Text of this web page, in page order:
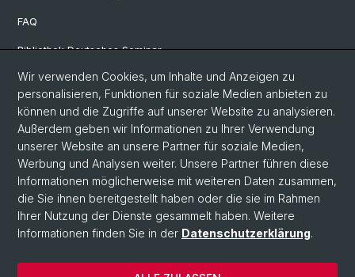
FAQ
Bibliothek Deutsches Seminar
Neuere deutsche Literaturwissenschaft
Germanistische Mediävistik
Deutsche Sprachwissenschaft
© Universität Basel
Philosophisch-Historische Fakultät
Sprach- und Literaturwissenschaften
Home
Wir verwenden Cookies, um Inhalte und Anzeigen zu
personalisieren, Funktionen für soziale Medien anbieten zu
können und die Zugriffe auf unserer Website zu analysieren.
Außerdem geben wir Informationen zu Ihrer Verwendung
unserer Website an unsere Partner für soziale Medien,
Werbung und Analysen weiter. Unsere Partner führen diese
Informationen möglicherweise mit weiteren Daten zusammen,
die Sie ihnen bereitgestellt haben oder die sie im Rahmen
Ihrer Nutzung der Dienste gesammelt haben. Weitere
Informationen finden Sie in der Datenschutzerklärung.